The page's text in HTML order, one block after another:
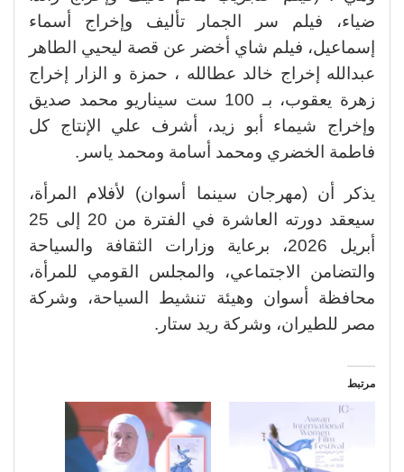
ضياء، فيلم سر الجمار تأليف وإخراج أسماء
إسماعيل، فيلم شاي أخضر عن قصة ليحيي الطاهر
عبدالله إخراج خالد عطالله ، حمزة و الزار إخراج
زهرة يعقوب، بـ 100 ست سيناريو محمد صديق
وإخراج شيماء أبو زيد، أشرف علي الإنتاج كل
فاطمة الخضري ومحمد أسامة ومحمد ياسر.
يذكر أن (مهرجان سينما أسوان) لأفلام المرأة،
سيعقد دورته العاشرة في الفترة من 20 إلى 25
أبريل 2026، برعاية وزارات الثقافة والسياحة
والتضامن الاجتماعي، والمجلس القومي للمرأة،
محافظة أسوان وهيئة تنشيط السياحة، وشركة
مصر للطيران، وشركة ريد ستار.
مرتبط